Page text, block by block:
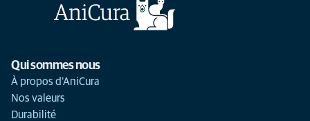
Qui sommes nous
À propos d'AniCura
Nos valeurs
Durabilité